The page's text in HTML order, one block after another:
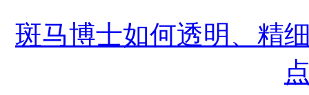
斑马博士如何透明、精